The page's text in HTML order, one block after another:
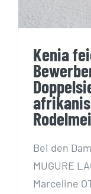
Kenia
Bei den
MUGURE
Marceline